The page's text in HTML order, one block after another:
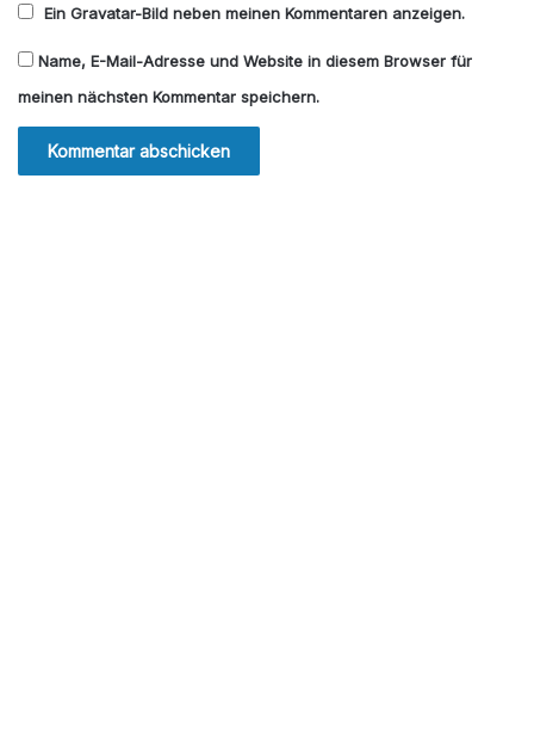
Ein Gravatar-Bild neben meinen Kommentaren anzeigen.
Name, E-Mail-Adresse und Website in diesem Browser für
meinen nächsten Kommentar speichern.